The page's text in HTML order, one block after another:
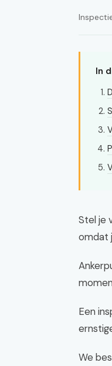
In
Stel je
omdat
Een
We